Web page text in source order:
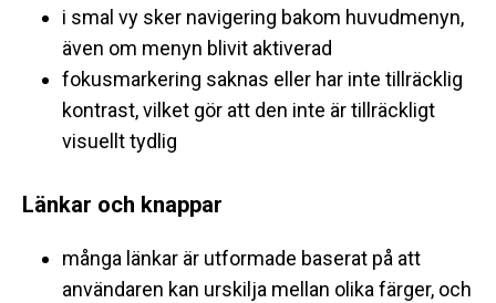
i smal vy sker navigering bakom huvudmenyn,
även om menyn blivit aktiverad
fokusmarkering saknas eller har inte tillräcklig
kontrast, vilket gör att den inte är tillräckligt
visuellt tydlig
Länkar och knappar
många länkar är utformade baserat på att
användaren kan urskilja mellan olika färger, och